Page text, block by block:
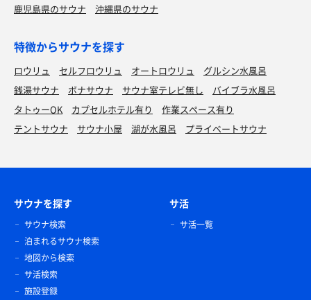
鹿児島県のサウナ
沖縄県のサウナ
特徴からサウナを探す
ロウリュ セルフロウリュ オートロウリュ
グルシン水風呂
銭湯サウナ
ボナサウナ サウナ室テレビ無し
バイブラ水風呂
タトゥーOK
カプセルホテル有り
作業スペース有り
テントサウナ
サウナ小屋 湖が水風呂 プライベートサウナ
サウナを探す
サウナ検索
泊まれるサウナ検索
地図から検索
サ活検索
施設登録
サ活
サ活一覧